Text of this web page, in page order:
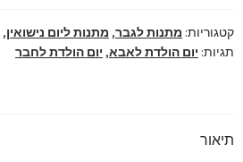
קטגוריות: מתנות לגבר, מתנות ליום נישואין,
תגיות: יום הולדת לאבא, יום הולדת לחבר
תיאור